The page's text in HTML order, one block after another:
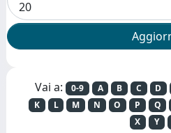
Vai a: 0-9 A B C D
K
L M N O P Q
X
Y